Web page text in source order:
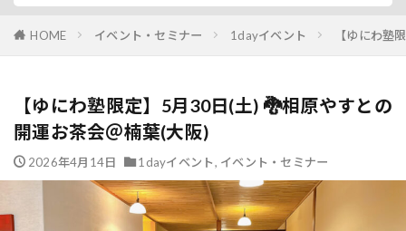
HOME イベント・セミナー 1dayイベント 【ゆにわ塾
【ゆにわ塾限定】5月30日(土) 🐉相原やすとの
開運お茶会＠楠葉(大阪)
2026年4月14日 1dayイベント, イベント・セミナー